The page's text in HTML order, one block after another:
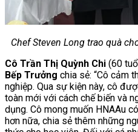
Chef Steven Long trao quà
Cô Trần Thị Quỳnh Chi (60
Bếp Trưởng chia sẻ: “Cô cảm
nghiệp. Qua sự kiện này, cô
toàn mới với cách chế biến và
dụng. Cô mong muốn HNAAu
hơn nữa, chia sẻ thêm những